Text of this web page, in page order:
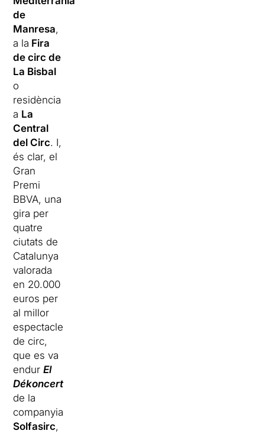
de
Manresa,
a la Fira
de circ de
La Bisbal
o
residència
a La
Central
del Circ. I,
és clar, el
Gran
Premi
BBVA, una
gira per
quatre
ciutats de
Catalunya
valorada
en 20.000
euros per
al millor
espectacle
de circ,
que es va
endurEl
Dékoncert
de la
companyia
Solfasirc,